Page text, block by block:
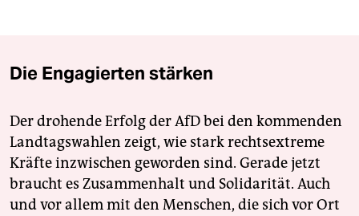
Die Engagierten stärken
Der drohende Erfolg der AfD bei den kommenden
Landtagswahlen zeigt, wie stark rechtsextreme
Kräfte inzwischen geworden sind. Gerade jetzt
braucht es Zusammenhalt und Solidarität. Auch
und vor allem mit den Menschen, die sich vor Ort